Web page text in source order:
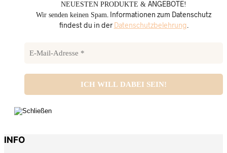
NEUESTEN PRODUKTE & ANGEBOTE!
Wir senden keinen Spam. Informationen zum Datenschutz
findest du in der Datenschutzbelehrung.
INFO